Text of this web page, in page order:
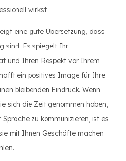
wirkst.
eine gute Übersetzung, dass
sind. Es spiegelt Ihr
und Ihren Respekt vor Ihrem
ein positives Image für Ihre
bleibenden Eindruck. Wenn
sich die Zeit genommen haben,
zu kommunizieren, ist es
mit Ihnen Geschäfte machen